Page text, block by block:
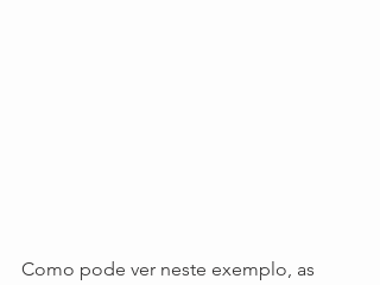
Como pode ver neste exemplo, as